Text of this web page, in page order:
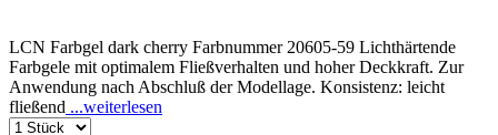
LCN Farbgel dark cherry Farbnummer 20605-59 Lichthärtende
Farbgele mit optimalem Fließverhalten und hoher Deckkraft. Zur
Anwendung nach Abschluß der Modellage. Konsistenz: leicht
fließend ...weiterlesen